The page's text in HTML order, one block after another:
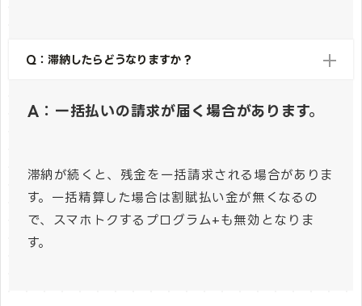
Q：滞納したらどうなりますか？
A：一括払いの請求が届く場合があります。
滞納が続くと、残金を一括請求される場合がありま
す。一括精算した場合は割賦払い金が無くなるの
で、スマホトクするプログラム+も無効となりま
す。